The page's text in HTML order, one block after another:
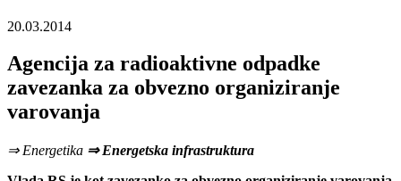
20.03.2014
Agencija za radioaktivne odpadke
zavezanka za obvezno organiziranje
varovanja
⇒ Energetika ⇒ Energetska infrastruktura